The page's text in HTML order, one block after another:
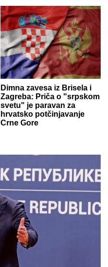
Dimna zavesa iz Brisela i
Zagreba: Priča o "srpskom
svetu" je paravan za
hrvatsko potčinjavanje
Crne Gore